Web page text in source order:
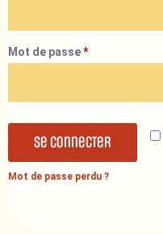
Mot de passe*
Se connecter
Mot de passe perdu ?